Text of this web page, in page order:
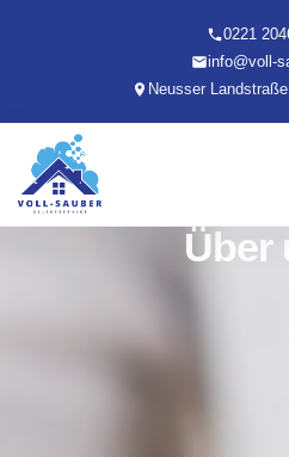
0221
info@voll-
Neusser
Über